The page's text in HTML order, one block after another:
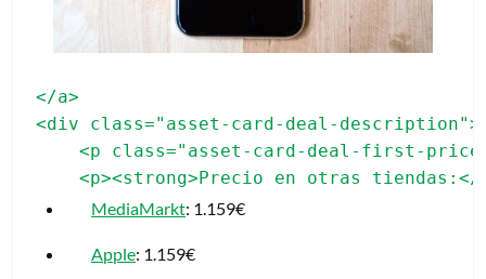
</a>
<div class="asset-card-deal-description">
<p class="asset-card-deal-first-
MediaMarkt: 1.159€
Apple: 1.159€